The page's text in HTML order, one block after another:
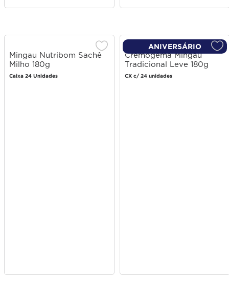
Mingau Nutribom Sachê
Milho 180g
Caixa 24 Unidades
ANIVERSÁRIO
Cremogema Mingau
Tradicional Leve 180g
Pague 130g
CX c/ 24 unidades